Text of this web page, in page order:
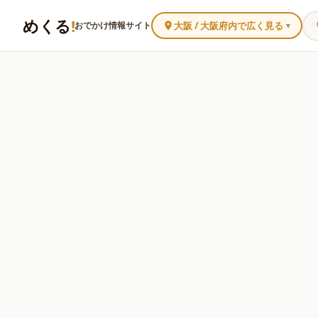
めくる!おでかけ情報サイト 大阪 / 大阪府内で広く見る ▼